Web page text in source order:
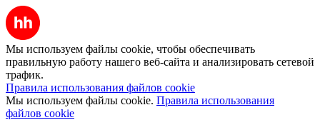
Мы используем файлы cookie, чтобы обеспечивать
правильную работу нашего веб-сайта и анализировать сетевой
трафик.
Правила использования файлов cookie
Мы используем файлы cookie. Правила использования
файлов cookie